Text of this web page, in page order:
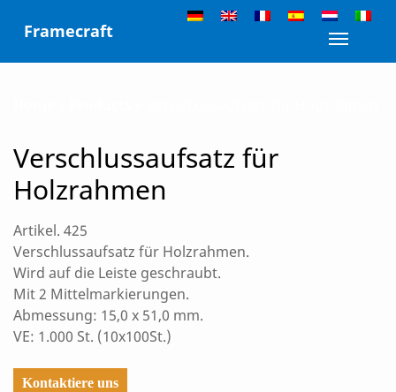
Framecraft Toggle
Verschlussaufsatz für
Holzrahmen
Artikel. 425
Verschlussaufsatz für Holzrahmen.
Wird auf die Leiste geschraubt.
Mit 2 Mittelmarkierungen.
Abmessung: 15,0 x 51,0 mm.
VE: 1.000 St. (10x100St.)
Kontaktiere uns